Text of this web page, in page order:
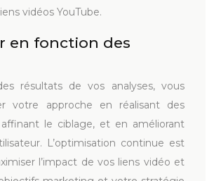
vidéos YouTube.
en fonction des
résultats de vos analyses, vous
votre approche en réalisant des
le ciblage, et en améliorant
L’optimisation continue est
l’impact de vos liens vidéo et